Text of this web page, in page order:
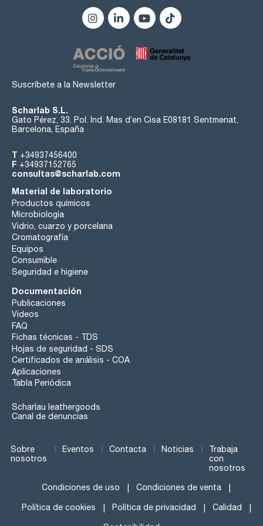
Suscríbete a la Newsletter
Scharlab S.L.
Gato Pérez, 33. Pol. Ind. Mas d’en Cisa E08181 Sentmenat,
Barcelona, España
T +34937456400
F +34937152765
consultas@scharlab.com
Material de laboratorio
Productos químicos
Microbiología
Vidrio, cuarzo y porcelana
Cromatografía
Equipos
Consumible
Seguridad e higiene
Documentación
Publicaciones
Videos
FAQ
Fichas técnicas - TDS
Hojas de seguridad - SDS
Certificados de análisis - COA
Aplicaciones
Tabla Periódica
Scharlau leathergoods
Canal de denuncias
Sobre
nosotros
Eventos Contacta Noticias
Trabaja
con
nosotros
Condiciones de uso Condiciones de venta
Política de cookies Política de privacidad Calidad